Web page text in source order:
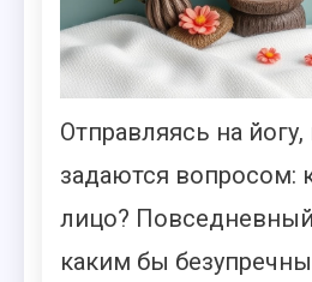
Отправляясь на
задаются вопросом:
лицо?
каким бы